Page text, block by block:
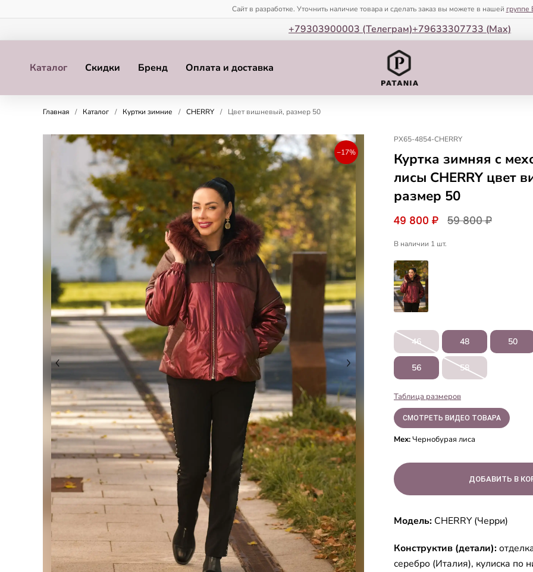
Сайт в разработке. Уточнить наличие товара и сделать заказ вы можете в нашей группе
+79303900003 (Телеграм)+79633307733 (Мax)
Каталог Скидки Бренд Оплата и доставка
Главная / Каталог / Куртки зимние / CHERRY / Цвет вишневый, размер 50
−17%
PX65-4854-CHERRY
Куртка зимняя c
лисы CHERRY цвет
размер 50
49 800 ₽ 59 800 ₽
В наличии 1 шт.
46 48 50
56 58
Таблица размеров
СМОТРЕТЬ ВИДЕО ТОВАРА
Мех:Чернобурая лиса
Модель: CHERRY (Черри)
Конструктив (детали):
серебро (Италия), кулиска по